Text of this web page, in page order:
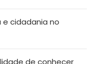
e cidadania no
de conhecer